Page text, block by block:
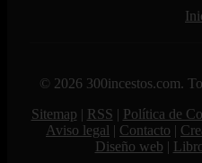
© 2026 300incestos.com.
Sitemap | RSS | Política de
Aviso legal | Contacto |
Diseño web |